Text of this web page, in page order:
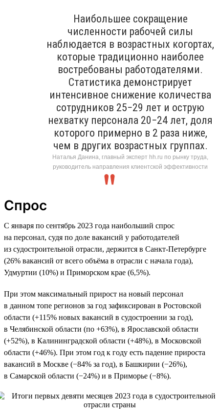
Наибольшее сокращение
численности рабочей силы
наблюдается в возрастных когортах,
которые традиционно наиболее
востребованы работодателями.
Статистика демонстрирует
интенсивное снижение количества
сотрудников 25−29 лет и острую
нехватку персонала 20−24 лет, доля
которого примерно в 2 раза ниже,
чем в других возрастных группах.
Наталья Данина, главный эксперт hh.ru по рынку труда,
руководитель направления клиентской эффективности
Спрос
С января по сентябрь 2023 года наибольший спрос
на персонал, судя по доле вакансий у работодателей
из судостроительной отрасли, держится в Санкт-Петербурге
(26% вакансий от всего объёма в отрасли с начала года),
Удмуртии (10%) и Приморском крае (6,5%).
При этом максимальный прирост на новый персонал
в данном топе регионов за год зафиксирован в Ростовской
области (+115% новых вакансий в судостроении за год),
в Челябинской области (по +63%), в Ярославской области
(+52%), в Калининградской области (+48%), в Московской
области (+46%). При этом год к году есть падение прироста
вакансий в Москве (−84% за год), в Башкирии (−26%),
в Самарской области (−24%) и в Приморье (−8%).